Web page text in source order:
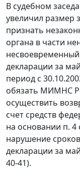
В судебном
увеличил размер
признать
органа в части
декларации за
период с
обязать МИМНС
осуществить
счет средств
на основании п. 4
нарушение
декларации за
40-41).